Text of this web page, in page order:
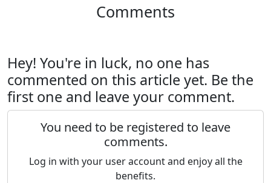
Comments
Hey! You're in luck, no one has
commented on this article yet. Be the
first one and leave your comment.
You need to be registered to leave
comments.
Log in with your user account and enjoy all the
benefits.